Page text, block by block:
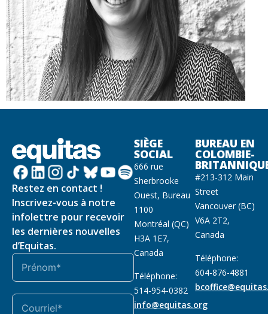
Restez en contact !
Inscrivez-vous à notre
infolettre pour recevoir
les dernières nouvelles
d’Equitas.
SIÈGE
SOCIAL
666 rue
Sherbrooke
Ouest, Bureau
1100
Montréal (QC)
H3A 1E7,
Canada
Téléphone:
514-954-0382
info@equitas.org
BUREAU EN
COLOMBIE-
#213-312 Main
Street
Vancouver (BC)
V6A 2T2,
Canada
Téléphone:
604-876-4881